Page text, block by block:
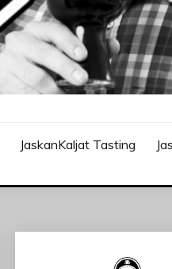
JaskanKaljat Tasting